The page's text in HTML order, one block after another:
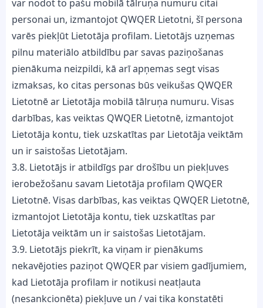
var nodot to pašu mobilā tālruņa numuru citai
personai un, izmantojot QWQER Lietotni, šī persona
varēs piekļūt Lietotāja profilam. Lietotājs uzņemas
pilnu materiālo atbildību par savas paziņošanas
pienākuma neizpildi, kā arī apņemas segt visas
izmaksas, ko citas personas būs veikušas QWQER
Lietotnē ar Lietotāja mobilā tālruņa numuru. Visas
darbības, kas veiktas QWQER Lietotnē, izmantojot
Lietotāja kontu, tiek uzskatītas par Lietotāja veiktām
un ir saistošas Lietotājam.
3.8. Lietotājs ir atbildīgs par drošību un piekļuves
ierobežošanu savam Lietotāja profilam QWQER
Lietotnē. Visas darbības, kas veiktas QWQER Lietotnē,
izmantojot Lietotāja kontu, tiek uzskatītas par
Lietotāja veiktām un ir saistošas Lietotājam.
3.9. Lietotājs piekrīt, ka viņam ir pienākums
nekavējoties paziņot QWQER par visiem gadījumiem,
kad Lietotāja profilam ir notikusi neatļauta
(nesankcionēta) piekļuve un / vai tika konstatēti